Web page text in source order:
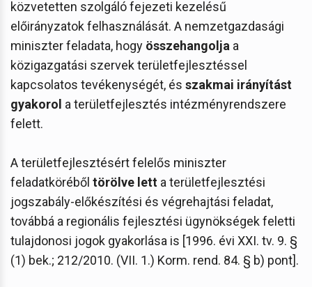
közvetetten szolgáló fejezeti kezelésű
előirányzatok felhasználását. A nemzetgazdasági
miniszter feladata, hogy összehangolja a
közigazgatási szervek területfejlesztéssel
kapcsolatos tevékenységét, és szakmai irányítást
gyakorol a területfejlesztés intézményrendszere
felett.
A területfejlesztésért felelős miniszter
feladatköréből törölve lett a területfejlesztési
jogszabály-előkészítési és végrehajtási feladat,
továbbá a regionális fejlesztési ügynökségek feletti
tulajdonosi jogok gyakorlása is [1996. évi XXI. tv. 9. §
(1) bek.; 212/2010. (VII. 1.) Korm. rend. 84. § b) pont].